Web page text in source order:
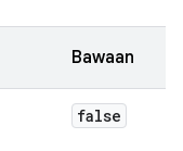
Bawaan
false